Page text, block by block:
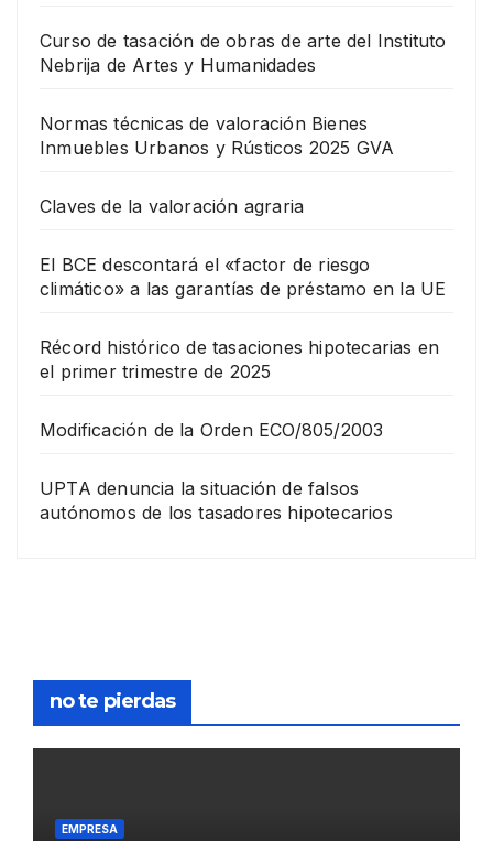
Curso de tasación de obras de arte del Instituto
Nebrija de Artes y Humanidades
Normas técnicas de valoración Bienes
Inmuebles Urbanos y Rústicos 2025 GVA
Claves de la valoración agraria
El BCE descontará el «factor de riesgo
climático» a las garantías de préstamo en la UE
Récord histórico de tasaciones hipotecarias en
el primer trimestre de 2025
Modificación de la Orden ECO/805/2003
UPTA denuncia la situación de falsos
autónomos de los tasadores hipotecarios
no te pierdas
EMPRESA